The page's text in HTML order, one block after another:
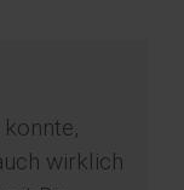
wirklich